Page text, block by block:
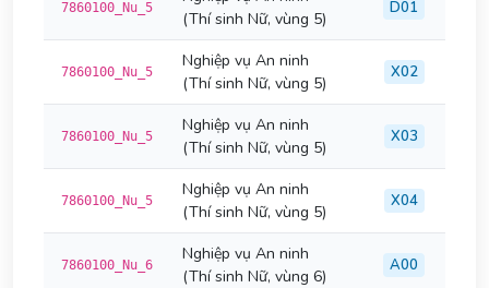
7860100_Nu_5
(Thí sinh Nữ, vùng 5)
D01
7860100_Nu_5
Nghiệp vụ An ninh
(Thí sinh Nữ, vùng 5)
X02
7860100_Nu_5
Nghiệp vụ An ninh
(Thí sinh Nữ, vùng 5)
X03
7860100_Nu_5
Nghiệp vụ An ninh
(Thí sinh Nữ, vùng 5)
X04
7860100_Nu_6
Nghiệp vụ An ninh
(Thí sinh Nữ, vùng 6)
A00